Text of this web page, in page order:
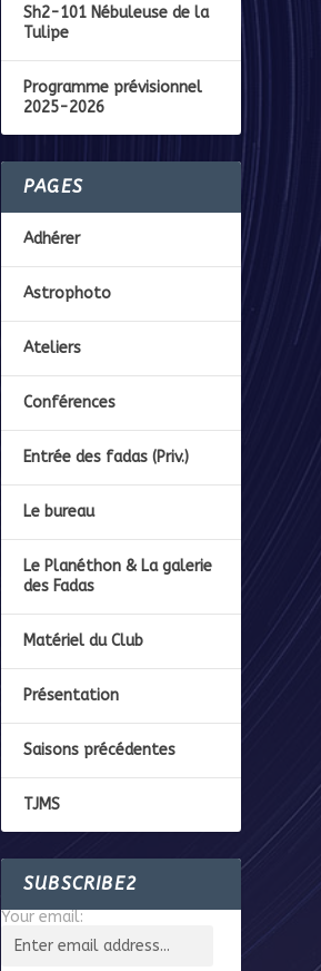
Sh2-101 Nébuleuse de la
Tulipe
Programme prévisionnel
2025-2026
PAGES
Adhérer
Astrophoto
Ateliers
Conférences
Entrée des fadas (Priv.)
Le bureau
Le Planéthon & La galerie
des Fadas
Matériel du Club
Présentation
Saisons précédentes
TJMS
SUBSCRIBE2
Your email: